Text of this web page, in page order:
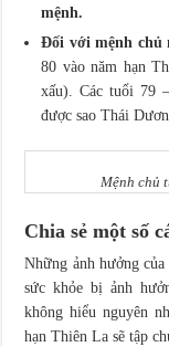
mệnh.
Đối với mệnh chủ
80 vào năm hạn
xấu). Các tuổi 79
được sao Thái
Mệnh chủ
Chia sẻ một số
Những ảnh hưởng
sức khỏe bị ảnh
không hiểu nguyên
hạn Thiên La sẽ tập